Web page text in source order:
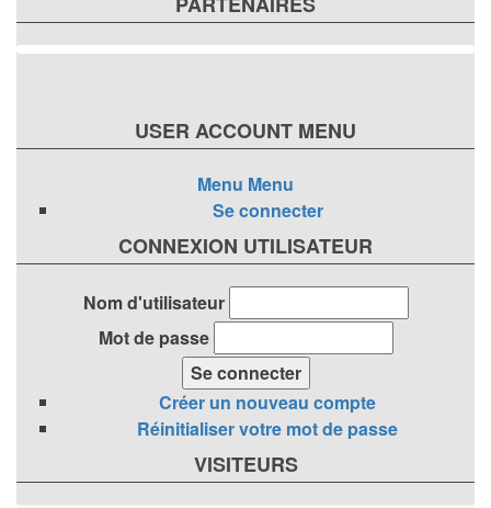
USER ACCOUNT MENU
Menu Menu
Se connecter
CONNEXION UTILISATEUR
Nom d'utilisateur
Mot de passe
Créer un nouveau compte
Réinitialiser votre mot de passe
VISITEURS